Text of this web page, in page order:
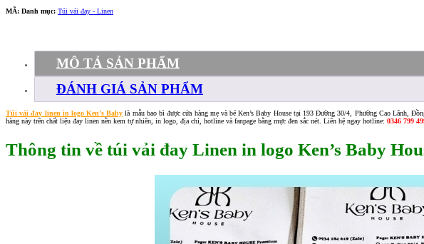
MÃ: Danh mục: Túi vải đay - Linen
MÔ TẢ SẢN PHẨM
ĐÁNH GIÁ SẢN PHẨM
Túi vải đay linen in logo Ken’s Baby là mẫu bao bì được cửa hàng mẹ và bé Ken’s Baby House tại 193 Đường 30/4, Phường Cao Lãnh,
hàng này trên chất liệu đay linen nền kem tự nhiên, in logo, địa chỉ, hotline và fanpage bằng mực đen sắc nét. Liên hệ ngay hotline: 0346 799
Thông tin về túi vải đay Linen in logo Ken’s Baby